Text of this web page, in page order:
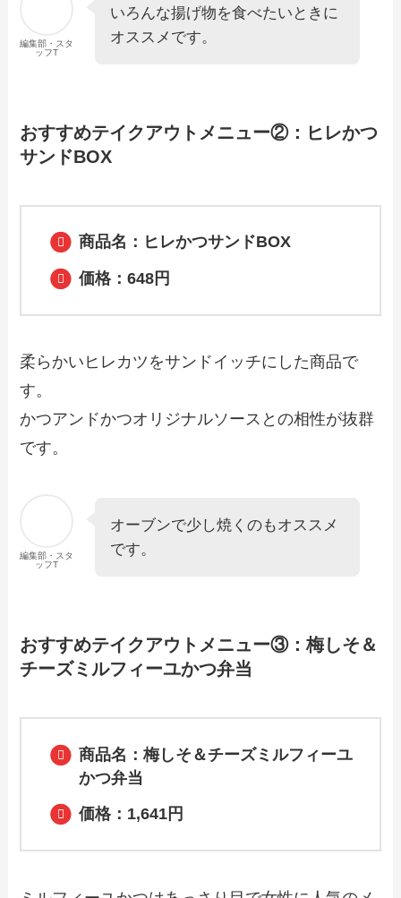
【2024年最新】笑笑で人気のテイクアウ
ト（お持ち帰り）メニューは？おすすめ
商品や予約・注文方法も紹介
法やクーポン情報も解説
メニュー！キャンペーンや単品のテイク
【2024年最新】千年の宴で人気のテイク
すめ商品や予約・注文方法も紹介
編集部・スタ
ッフT
いろんな揚げ物を食べたいときに
オススメです。
おすすめテイクアウトメニュー②：ヒレかつ
サンドBOX
商品名：ヒレかつサンドBOX
価格：648円
柔らかいヒレカツをサンドイッチにした商品で
す。
かつアンドかつオリジナルソースとの相性が抜群
です。
編集部・スタ
ッフT
オーブンで少し焼くのもオススメ
です。
おすすめテイクアウトメニュー③：梅しそ＆
チーズミルフィーユかつ弁当
商品名：梅しそ＆チーズミルフィーユ
かつ弁当
価格：1,641円